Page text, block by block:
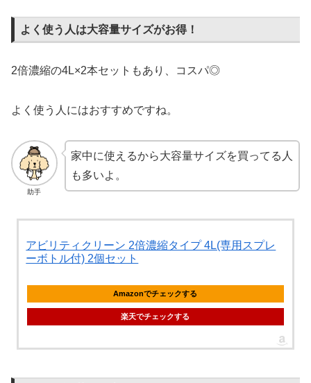
よく使う人は大容量サイズがお得！
2倍濃縮の4L×2本セットもあり、コスパ◎
よく使う人にはおすすめですね。
助手
家中に使えるから大容量サイズを買ってる人
も多いよ。
アビリティクリーン 2倍濃縮タイプ 4L(専用スプレ
ーボトル付) 2個セット
Amazonでチェックする
楽天でチェックする